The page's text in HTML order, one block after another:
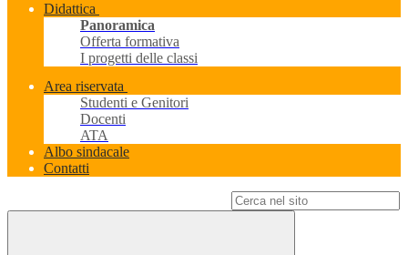
Didattica
Panoramica
Offerta formativa
I progetti delle classi
Area riservata
Studenti e Genitori
Docenti
ATA
Albo sindacale
Contatti